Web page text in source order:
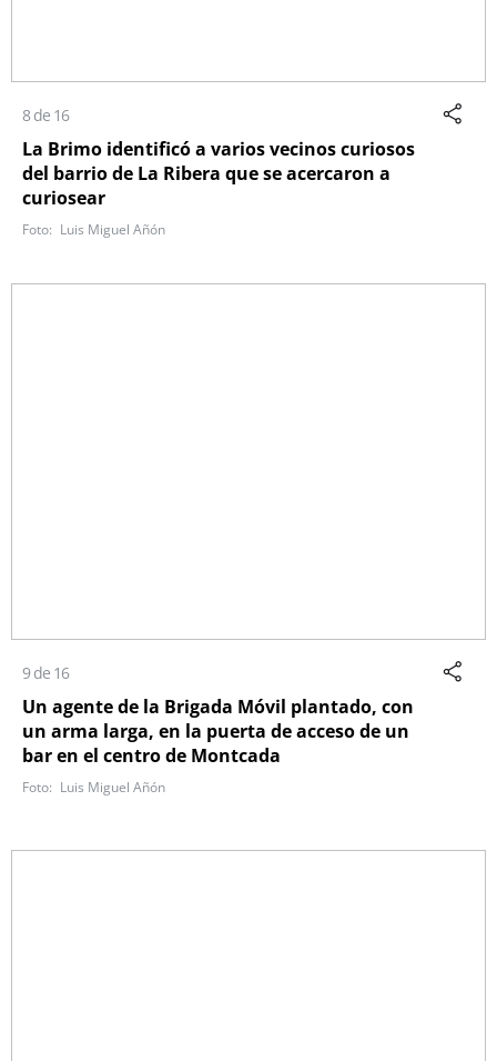
8 de 16
La Brimo identificó a varios vecinos curiosos
del barrio de La Ribera que se acercaron a
curiosear
Luis Miguel Añón
9 de 16
Un agente de la Brigada Móvil plantado, con
un arma larga, en la puerta de acceso de un
bar en el centro de Montcada
Luis Miguel Añón